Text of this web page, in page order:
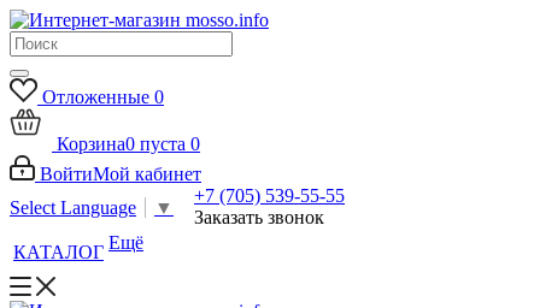
Отложенные 0
Корзина0 пуста 0
ВойтиМой кабинет
Select Language
▼
+7 (705) 539-55-55
Заказать звонок
КАТАЛОГ Ещё